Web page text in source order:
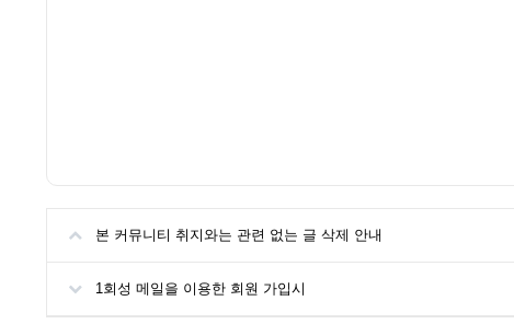
본 커뮤니티 취지와는 관련 없는 글 삭제 안내
1회성 메일을 이용한 회원 가입시